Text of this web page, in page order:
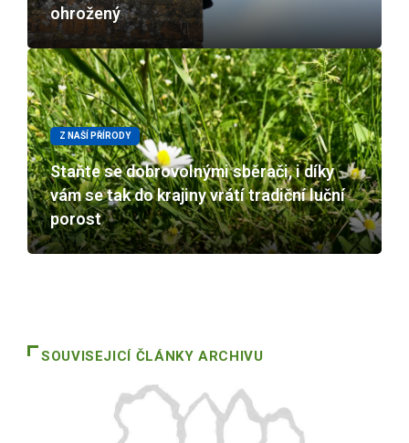
ohrožený
Z NAŠÍ PŘÍRODY
Staňte se dobrovolnými sběrači, i díky
vám se tak do krajiny vrátí tradiční luční
porost
SOUVISEJICÍ ČLÁNKY ARCHIVU